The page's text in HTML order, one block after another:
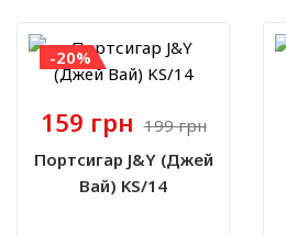
-20%
159 грн 199 грн
Портсигар J&Y (Джей
Вай) KS/14